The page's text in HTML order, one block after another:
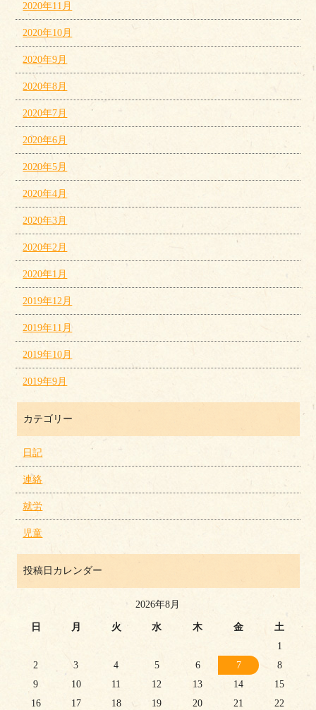
2020年11月
2020年10月
2020年9月
2020年8月
2020年7月
2020年6月
2020年5月
2020年4月
2020年3月
2020年2月
2020年1月
2019年12月
2019年11月
2019年10月
2019年9月
カテゴリー
日記
連絡
就労
児童
投稿日カレンダー
2026年8月
日 月 火 水 木 金
土
1
2
3 4 5 6 7
8
9
10 11 12 13 14
15
16
17 18 19 20 21 22